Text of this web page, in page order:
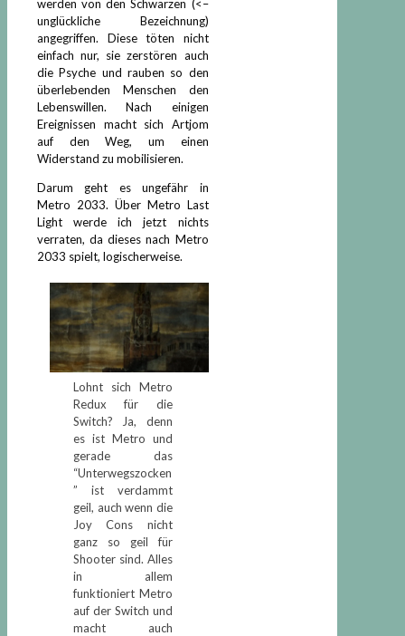
werden von den Schwarzen (<–
unglückliche Bezeichnung)
angegriffen. Diese töten nicht
einfach nur, sie zerstören auch
die Psyche und rauben so den
überlebenden Menschen den
Lebenswillen. Nach einigen
Ereignissen macht sich Artjom
auf den Weg, um einen
Widerstand zu mobilisieren.
Darum geht es ungefähr in
Metro 2033. Über Metro Last
Light werde ich jetzt nichts
verraten, da dieses nach Metro
2033 spielt, logischerweise.
Lohnt sich Metro
Redux für die
Switch? Ja, denn
es ist Metro und
gerade das
“Unterwegszocken
” ist verdammt
geil, auch wenn die
Joy Cons nicht
ganz so geil für
Shooter sind. Alles
in allem
funktioniert Metro
auf der Switch und
macht auch